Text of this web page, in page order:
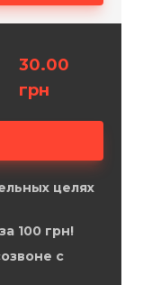
30.00
грн
целях
100 грн!
с